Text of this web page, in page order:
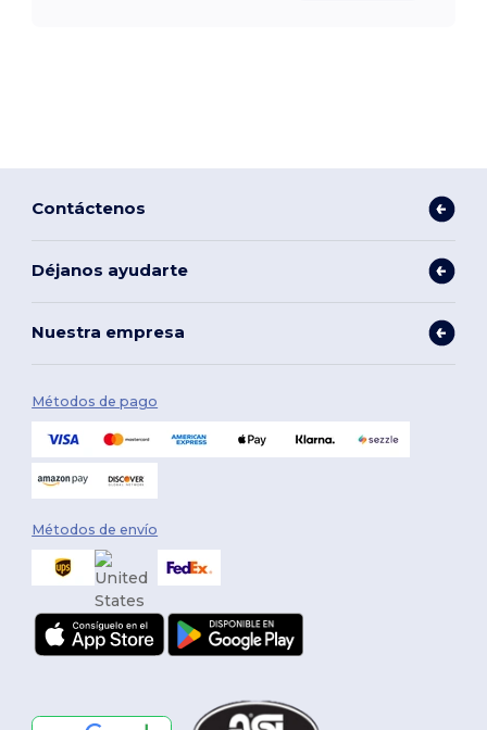
Contáctenos
Déjanos ayudarte
Nuestra empresa
Métodos de pago
Métodos de envío